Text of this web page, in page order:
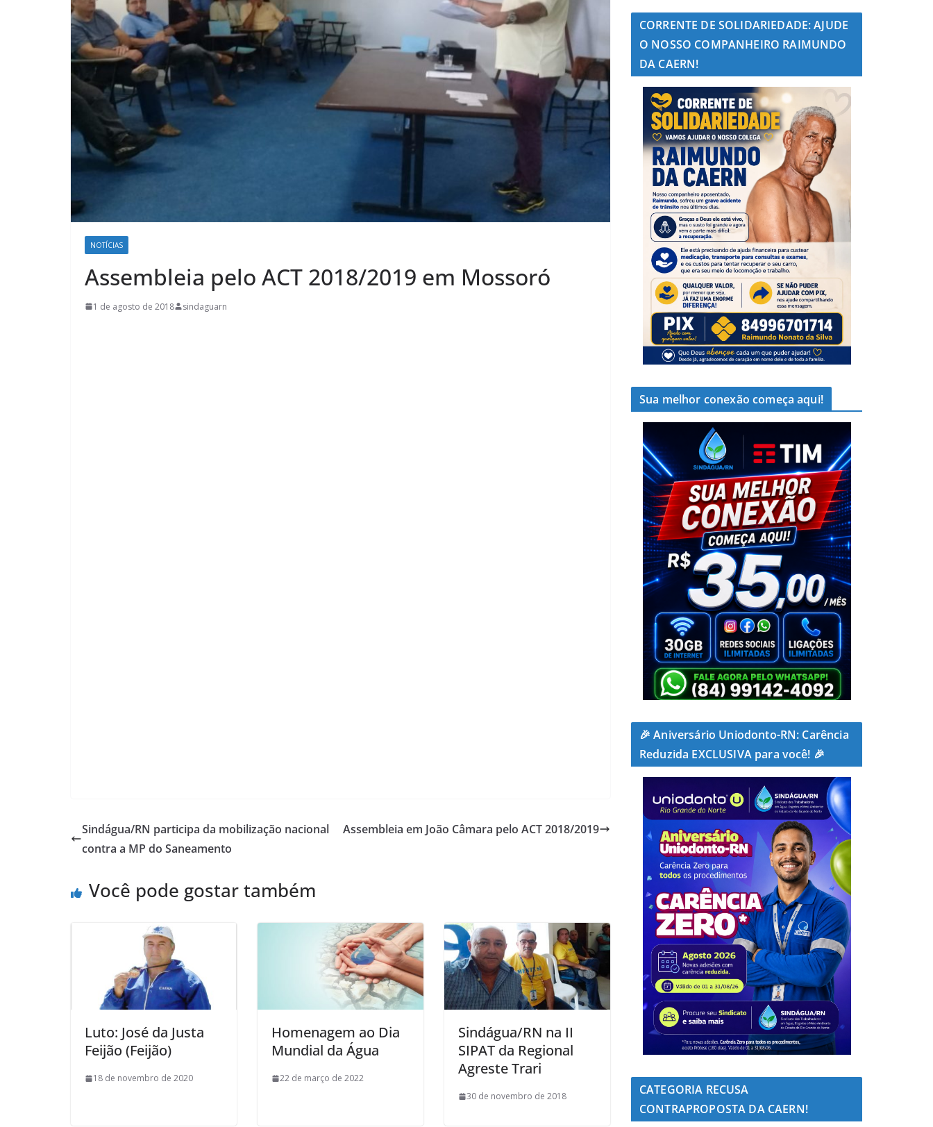
NOTÍCIAS
Assembleia pelo ACT 2018/2019 em Mossoró
1 de agosto de 2018 sindaguarn
Sindágua/RN participa da mobilização nacional
contra a MP do Saneamento
Assembleia em João Câmara pelo ACT 2018/2019
Você pode gostar também
Luto: José da Justa
Feijão (Feijão)
18 de novembro de 2020
Homenagem ao Dia
Mundial da Água
22 de março de 2022
Sindágua/RN na II
SIPAT da Regional
Agreste Trari
30 de novembro de 2018
CORRENTE DE SOLIDARIEDADE: AJUDE
O NOSSO COMPANHEIRO RAIMUNDO
DA CAERN!
Sua melhor conexão começa aqui!
🎉 Aniversário Uniodonto-RN: Carência
Reduzida EXCLUSIVA para você! 🎉
CATEGORIA RECUSA
CONTRAPROPOSTA DA CAERN!